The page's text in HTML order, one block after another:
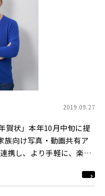
2019.09.27
賀状」本年10月中旬に提
族向け写真・動画共有ア
携し、より手軽に、楽し